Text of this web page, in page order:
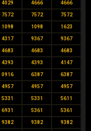
4029 4666 4666
7572 7572 7572
1098 1098 1623
4317 9367 9367
4683 4683 4683
4393 4393 4147
0916 6387 6387
4957 4957 4957
5331 5331 5611
6931 5361 5361
9382 9382 9382